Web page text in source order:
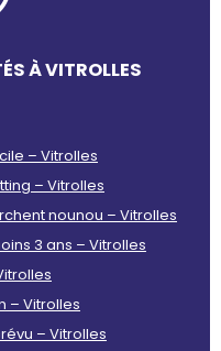
À VITROLLES
– Vitrolles
– Vitrolles
nounou – Vitrolles
3 ans – Vitrolles
– Vitrolles
– Vitrolles